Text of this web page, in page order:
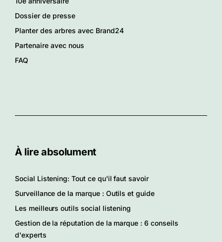
Dossier de presse
Planter des arbres avec Brand24
Partenaire avec nous
FAQ
À lire absolument
Social Listening: Tout ce qu'il faut savoir
Surveillance de la marque : Outils et guide
Les meilleurs outils social listening
Gestion de la réputation de la marque : 6 conseils
d'experts